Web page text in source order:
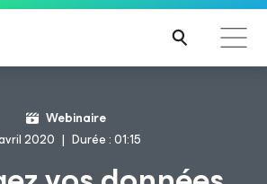
de Veeam pour les clients
la mise à jour de CrowdStrike
Webinaire
2020
Durée : 01:15